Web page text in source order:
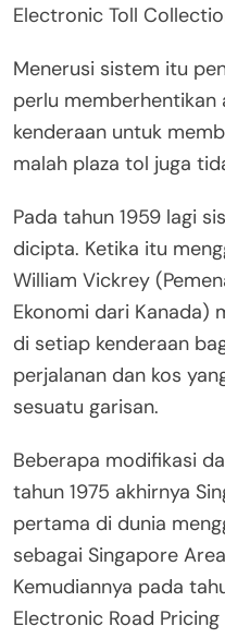
Electronic Toll
Menerusi sistem itu
perlu memberhentikan
kenderaan untuk
malah plaza tol juga
Pada tahun 1959 lagi
dicipta. Ketika itu
William Vickrey
Ekonomi dari Kanada)
di setiap kenderaan
perjalanan dan kos
sesuatu garisan.
Beberapa modifikasi
tahun 1975 akhirnya
pertama di dunia
sebagai Singapore
Kemudiannya pada
Electronic Road Pricing